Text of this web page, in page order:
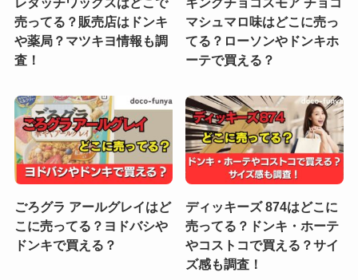
売ってる？販売店はドンキ
や薬局？マツキヨ情報も調
査！
マシュマロ味はどこに売っ
てる？ローソンやドンキホ
ーテで買える？
ごろグラ アールグレイはど
こに売ってる？ヨドバシや
ドンキで買える？
ディッキーズ 874はどこに
売ってる？ドンキ・ホーテ
やコストコで買える？サイ
ズ感も調査！